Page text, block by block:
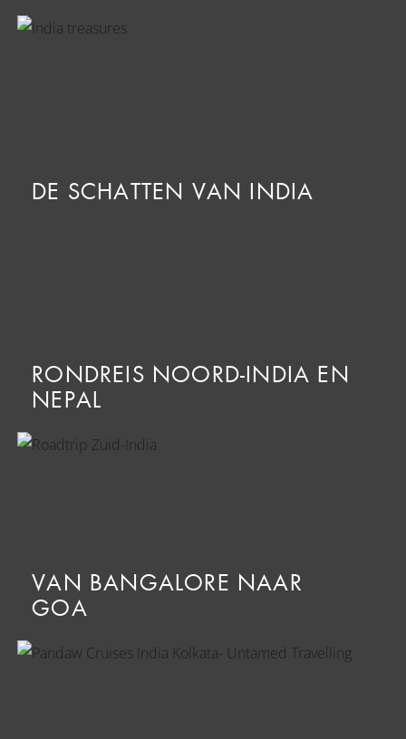
DE SCHATTEN VAN INDIA
RONDREIS NOORD-INDIA EN
NEPAL
VAN BANGALORE NAAR
GOA